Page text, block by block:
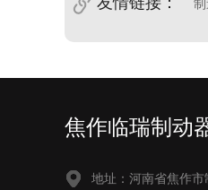
焦作临瑞制动
地址：河南省焦作市